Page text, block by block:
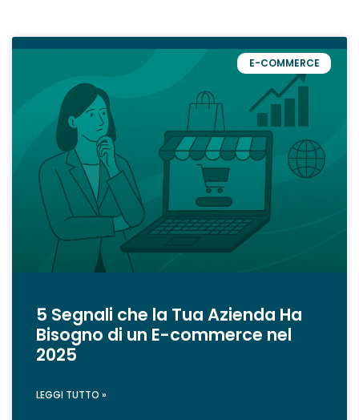
E-COMMERCE
5 Segnali che la Tua Azienda Ha
Bisogno di un E-commerce nel
2025
LEGGI TUTTO »